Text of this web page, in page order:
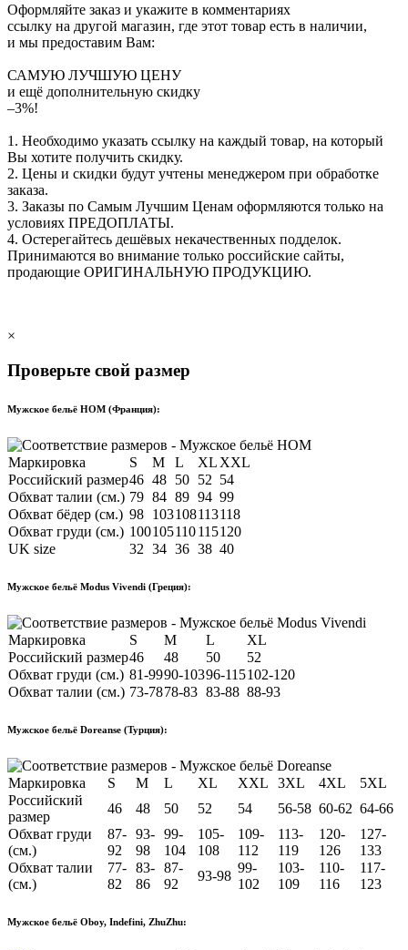
Оформляйте заказ и укажите в комментариях
ссылку на другой магазин, где этот товар есть в наличии,
и мы предоставим Вам:
САМУЮ ЛУЧШУЮ ЦЕНУ
и ещё дополнительную скидку
–3%!
1. Необходимо указать ссылку на каждый товар, на который
Вы хотите получить скидку.
2. Цены и скидки будут учтены менеджером при обработке
заказа.
3. Заказы по Самым Лучшим Ценам оформляются только на
условиях ПРЕДОПЛАТЫ.
4. Остерегайтесь дешёвых некачественных подделок.
Принимаются во внимание только российские сайты,
продающие ОРИГИНАЛЬНУЮ ПРОДУКЦИЮ.
×
Проверьте свой размер
Мужское бельё HOM (Франция):
Маркировка S M L XL XXL
Российский размер46 48 50 52 54
Обхват талии (см.) 79 84 89 94 99
Обхват бёдер (см.) 98 103108113118
Обхват груди (см.) 100105110115120
UK size
32 34 36 38 40
Мужское бельё Modus Vivendi (Греция):
Маркировка S M L
XL
Российский размер46 48 50
52
Обхват груди (см.) 81-9990-10396-115102-120
Обхват талии (см.) 73-7878-83 83-88 88-93
Мужское бельё Doreanse (Турция):
Маркировка S M L XL XXL 3XL 4XL
5XL
Российский
размер
46 48 50 52 54 56-58 60-62 64-66
Обхват груди
(см.)
87-
92
93-
98
99-
104
105-
108
109-
112
113-
119
120-
126
127-
133
Обхват талии
(см.)
77-
82
83-
86
87-
92
93-98
99-
102
103-
109
110-
116
117-
123
Мужское бельё Oboy, Indefini, ZhuZhu: